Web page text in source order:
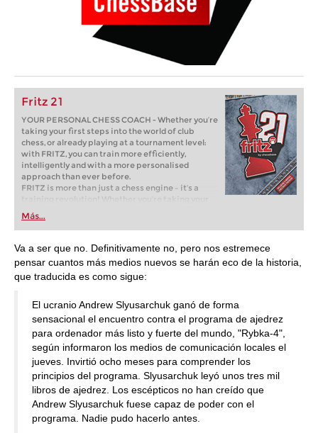
Fritz 21
YOUR PERSONAL CHESS COACH - Whether you’re
taking your first steps into the world of club
chess, or already playing at a tournament level:
with FRITZ, you can train more efficiently,
intelligently and with a more personalised
approach than ever before.
FRITZ is more than just a chess engine – it’s a
training revolution! Whether you’re taking your
first steps into the world of club chess, or already
playing at a tournament level: with FRITZ, you can
train more efficiently, intelligently and with a
more personalised approach than ever before.
Más...
Va a ser que no. Definitivamente no, pero nos estremece
pensar cuantos más medios nuevos se harán eco de la historia,
que traducida es como sigue:
El ucranio Andrew Slyusarchuk ganó de forma
sensacional el encuentro contra el programa de ajedrez
para ordenador más listo y fuerte del mundo, "Rybka-4",
según informaron los medios de comunicación locales el
jueves. Invirtió ocho meses para comprender los
principios del programa. Slyusarchuk leyó unos tres mil
libros de ajedrez. Los escépticos no han creído que
Andrew Slyusarchuk fuese capaz de poder con el
programa. Nadie pudo hacerlo antes.